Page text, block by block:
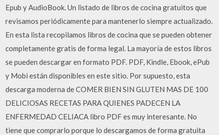
Epub y AudioBook. Un listado de libros de cocina gratuitos que
revisamos periódicamente para mantenerlo siempre actualizado.
En esta lista recopilamos libros de cocina que se pueden obtener
completamente gratis de forma legal. La mayoría de estos libros
se pueden descargar en formato PDF. PDF, Kindle, Ebook, ePub
y Mobi están disponibles en este sitio. Por supuesto, esta
descarga moderna de COMER BIEN SIN GLUTEN MAS DE 100
DELICIOSAS RECETAS PARA QUIENES PADECEN LA
ENFERMEDAD CELIACA libro PDF es muy interesante. No
tiene que comprarlo porque lo descargamos de forma gratuita